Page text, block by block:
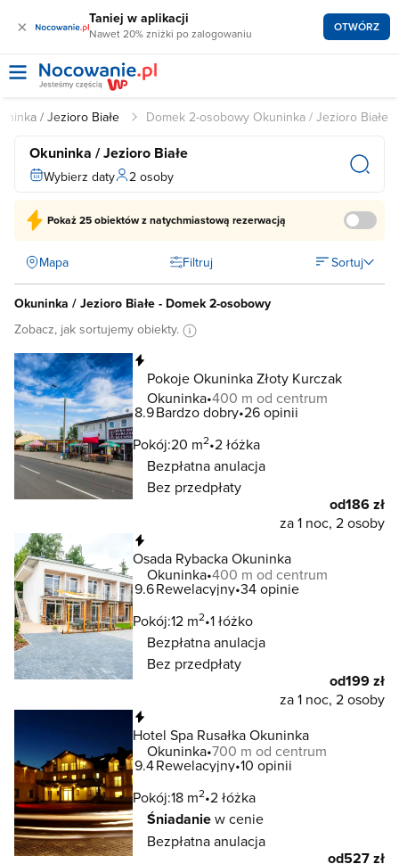
× Taniej w aplikacji
Nawet 20% zniżki po zalogowaniu OTWÓRZ
/ Jezioro Białe Domek 2-osobowy Okuninka / Jezioro Białe
Okuninka / Jezioro Białe
Wybierz daty 2 osoby
Pokaż25 obiektówz natychmiastową rezerwacją
Mapa Filtruj Sortuj
Okuninka / Jezioro Białe - Domek 2-osobowy
Zobacz, jak sortujemy obiekty.
Pokoje Okuninka Złoty Kurczak
Okuninka 400 m od centrum
8.9Bardzo dobry 26 opinii
Pokój:20 m2 2 łóżka
Bezpłatna anulacja
Bez przedpłaty
od186 zł
za 1 noc, 2 osoby
Osada Rybacka Okuninka
Okuninka 400 m od centrum
9.6Rewelacyjny 34 opinie
Pokój:12 m2 1 łóżko
Bezpłatna anulacja
Bez przedpłaty
od199 zł
za 1 noc, 2 osoby
Hotel Spa Rusałka Okuninka
Okuninka 700 m od centrum
9.4Rewelacyjny 10 opinii
Pokój:18 m2 2 łóżka
Śniadaniew cenie
Bezpłatna anulacja
od527 zł